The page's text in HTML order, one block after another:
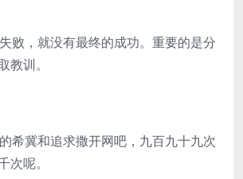
败，就没有最终的成功。重要的是分
教训。
希冀和追求撒开网吧，九百九十九次
次呢。